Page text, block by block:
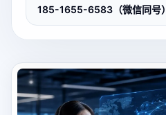
185-1655-6583（微信同号）